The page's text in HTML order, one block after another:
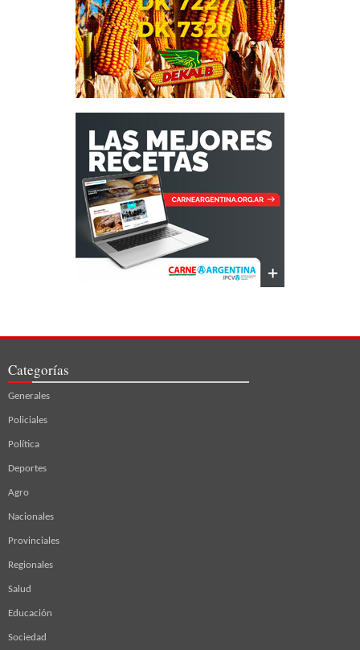
Categorías
Generales
Policiales
Política
Deportes
Agro
Nacionales
Provinciales
Regionales
Salud
Educación
Sociedad